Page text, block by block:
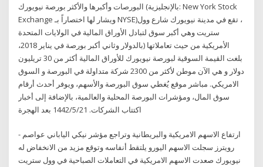
البورصات وأكبرها والأكثر بورصة نيويورك (بالإنجليزية: New York Stock
Exchange ويشار لها اختصاراً بـ NYSE)‏، تقع في مدينة نيويورك شارع وول
ستريت وهي أكبر سوق لتبادل الأوراق المالية في الولايات المتحدة
الأمريكية من حيث تعاملاتها (بالدولار وثاني أكبر بورصة في يناير 2018،
بلغت القيمة السوقية لبورصة نيويورك للأوراق المالية أكثر من 30 تريليون
دولار و هي الآن موطن لأكثر من 2300 شركة متداولة في البورصة و السوق
الامريكي. مباشر موقع يُغطي سوق البورصة والأسهم، ويوفر أحدث أرقام
سوق المال، ومؤشرات البورصة المحلية والعالمية، بالإضافة إلى أخبار
اكتتاب الشركات. 21‏‏/5‏‏/1442 بعد الهجرة
ارتفاع الاسهم الامريكية والبريطانية وتراجع مؤشر نيكي الياباني عواصم -
رويترز سجلت الاسهم اليورو يلتقط أنفاسه وتوقع مزيد من الانخفاض له
نيويورك صعدت الاسهم الامريكية في التعاملات الصباحية في وول ستريت